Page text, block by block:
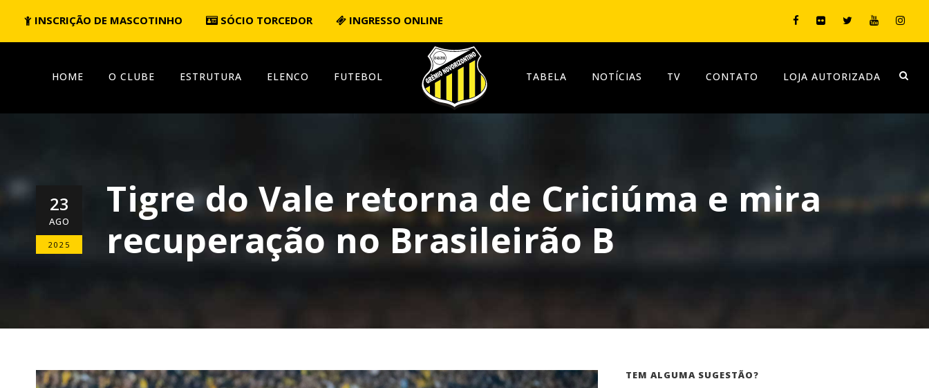
INSCRIÇÃO DE MASCOTINHO SÓCIO TORCEDOR INGRESSO ONLINE
HOME O CLUBE ESTRUTURA ELENCO FUTEBOL TABELA NOTÍCIAS TV CONTATO LOJA AUTORIZADA
23
AGO
2025
Tigre do Vale retorna de Criciúma e mira
recuperação no Brasileirão B
TEM ALGUMA SUGESTÃO?